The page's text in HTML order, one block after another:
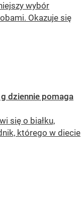
wybór
Okazuje się
dziennie pomaga
się o białku,
którego w diecie